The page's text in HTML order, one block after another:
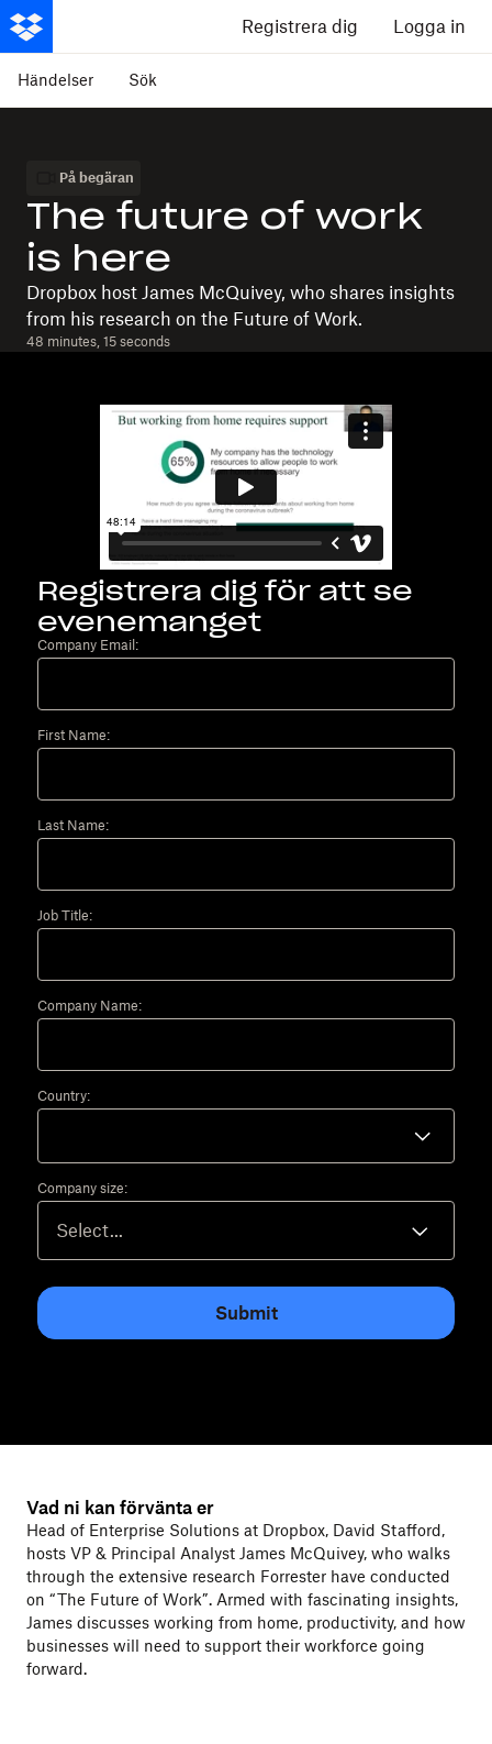
Registrera dig Logga in
Händelser Sök
På begäran
The future of work
is here
Dropbox host James McQuivey, who shares insights
from his research on the Future of Work.
48 minutes, 15 seconds
Registrera dig för att se
evenemanget
Company Email:
First Name:
Last Name:
Job Title:
Company Name:
Country:
Company size:
Submit
Vad ni kan förvänta er
Head of Enterprise Solutions at Dropbox, David Stafford,
hosts VP & Principal Analyst James McQuivey, who walks
through the extensive research Forrester have conducted
on “The Future of Work”. Armed with fascinating insights,
James discusses working from home, productivity, and how
businesses will need to support their workforce going
forward.